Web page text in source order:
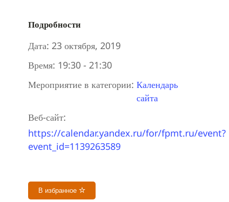
Подробности
Дата: 23 октября, 2019
Время: 19:30 - 21:30
Мероприятие в категории: Календарь
сайта
Веб-сайт:
https://calendar.yandex.ru/for/fpmt.ru/event?
event_id=1139263589
В избранное